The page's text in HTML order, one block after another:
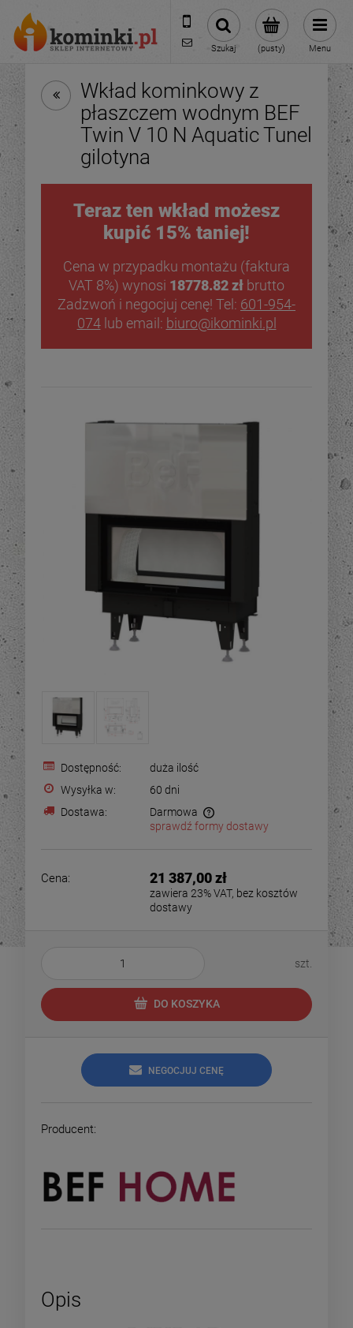
601954074
biuro@ikominki.pl
(pusty)
Szukaj Menu
Wkład kominkowy z
płaszczem wodnym BEF
Twin V 10 N Aquatic Tunel
gilotyna
Teraz ten wkład możesz
kupić 15% taniej!
Cena w przypadku montażu (faktura
VAT 8%) wynosi 18778.82 zł brutto
Zadzwoń i negocjuj cenę! Tel: 601-954-
074lub email: biuro@ikominki.pl
Dostępność:
duża ilość
Wysyłka w:
60 dni
Dostawa:
Darmowa
sprawdź formy dostawy
Cena: 21 387,00 zł
zawiera 23% VAT, bez kosztów
dostawy
szt.
DO KOSZYKA
NEGOCJUJ CENĘ
Producent:
Opis